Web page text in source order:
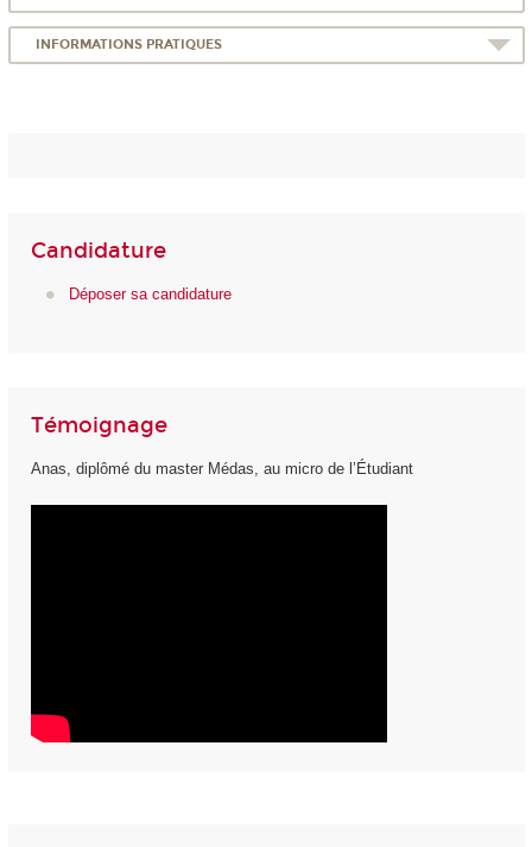
INFORMATIONS PRATIQUES
Candidature
Déposer sa candidature
Témoignage
Anas, diplômé du master Médas, au micro de l’Étudiant